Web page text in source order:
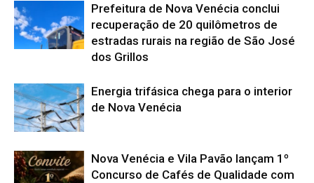
Prefeitura de Nova Venécia conclui
recuperação de 20 quilômetros de
estradas rurais na região de São José
dos Grillos
Energia trifásica chega para o interior
de Nova Venécia
Nova Venécia e Vila Pavão lançam 1º
Concurso de Cafés de Qualidade com